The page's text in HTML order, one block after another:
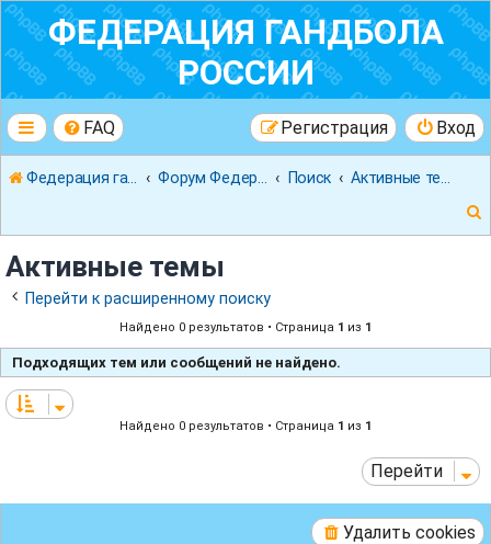
ФЕДЕРАЦИЯ ГАНДБОЛА
РОССИИ
FAQ Вход
Регистрация
Федерация гандбола России Поиск
к
Активные темы
Перейти к расширенному поиску
Найдено 0 результатов • Страница 1 из 1
Подходящих тем или сообщений не найдено.
Найдено 0 результатов • Страница 1 из 1
Перейти
Удалить cookies